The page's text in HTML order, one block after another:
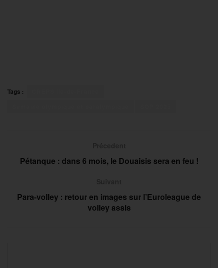
Tags :
Pétanque : dans 6 mois, le Douaisis sera en feu !
Para-volley : retour en images sur l’Euroleague de
volley assis